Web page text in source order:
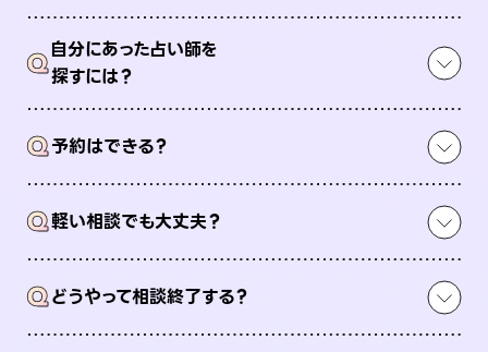
Q自分にあった占い師を
探すには？
Q予約はできる？
Q軽い相談でも大丈夫？
Qどうやって相談終了する？